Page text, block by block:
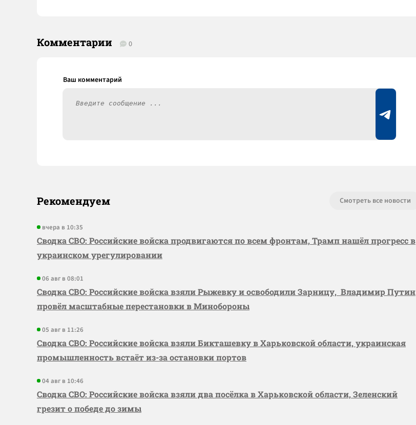
Комментарии 0
Рекомендуем Смотреть все новости
вчера в 10:35
Сводка СВО: Российские войска продвигаются по всем фронтам, Трамп нашёл прогресс в
украинском урегулировании
06 авг в 08:01
Сводка СВО: Российские войска взяли Рыжевку и освободили Зарницу, Владимир Путин
провёл масштабные перестановки в Минобороны
05 авг в 11:26
Сводка СВО: Российские войска взяли Бикташевку в Харьковской области, украинская
промышленность встаёт из-за остановки портов
04 авг в 10:46
Сводка СВО: Российские войска взяли два посёлка в Харьковской области, Зеленский
грезит о победе до зимы